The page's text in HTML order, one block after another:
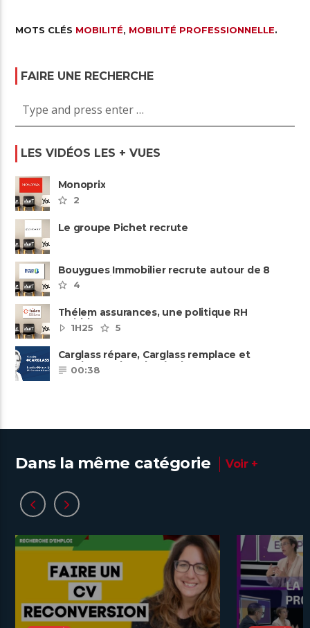
MOTS CLÉS MOBILITÉ, MOBILITÉ PROFESSIONNELLE.
FAIRE UNE RECHERCHE
LES VIDÉOS LES + VUES
Monoprix
2
Le groupe Pichet recrute
Bouygues Immobilier recrute autour de 8
pôles métiers
4
Thélem assurances, une politique RH
ambitieuse
1H25 5
Carglass répare, Carglass remplace et
Carglass embauche également.
00:38
Dans la même catégorie Voir +